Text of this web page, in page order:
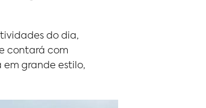
do dia,
contará com
grande estilo,